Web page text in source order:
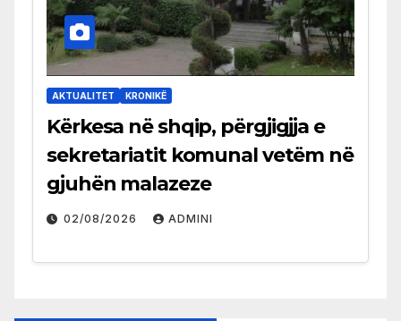
AKTUALITET KRONIKË
Kërkesa në shqip, përgjigjja e
sekretariatit komunal vetëm në
gjuhën malazeze
02/08/2026 ADMINI